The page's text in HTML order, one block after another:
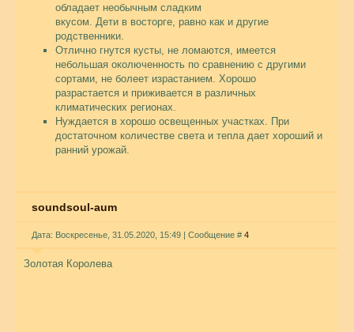
обладает необычным сладким
вкусом. Дети в восторге, равно как и другие
родственники.
Отлично гнутся кусты, не ломаются, имеется
небольшая околюченность по сравнению с другими
сортами, не болеет израстанием. Хорошо
разрастается и приживается в различных
климатических регионах.
Нуждается в хорошо освещенных участках. При
достаточном количестве света и тепла дает хороший и
ранний урожай.
soundsoul-aum
Дата: Воскресенье, 31.05.2020, 15:49 | Сообщение # 4
Золотая Королева